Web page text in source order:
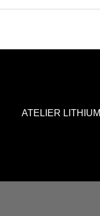
ATELIER LITHIUM